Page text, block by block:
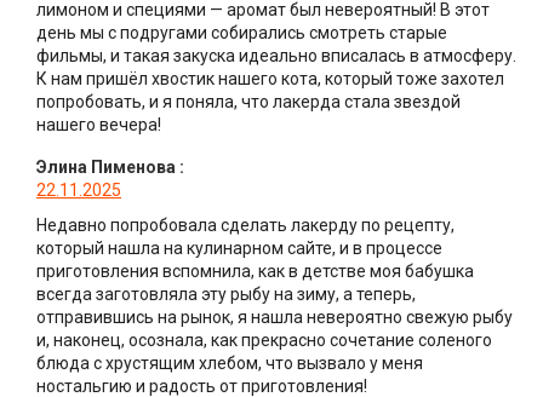
лимоном и специями — аромат был невероятный! В этот
день мы с подругами собирались смотреть старые
фильмы, и такая закуска идеально вписалась в атмосферу.
К нам пришёл хвостик нашего кота, который тоже захотел
попробовать, и я поняла, что лакерда стала звездой
нашего вечера!
Элина Пименова :
22.11.2025
Недавно попробовала сделать лакерду по рецепту,
который нашла на кулинарном сайте, и в процессе
приготовления вспомнила, как в детстве моя бабушка
всегда заготовляла эту рыбу на зиму, а теперь,
отправившись на рынок, я нашла невероятно свежую рыбу
и, наконец, осознала, как прекрасно сочетание соленого
блюда с хрустящим хлебом, что вызвало у меня
ностальгию и радость от приготовления!